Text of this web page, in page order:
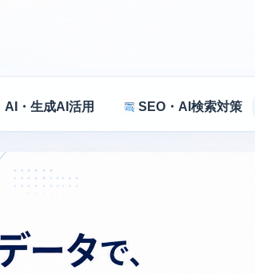
AI・生成AI活用 SEO・AI検索対策